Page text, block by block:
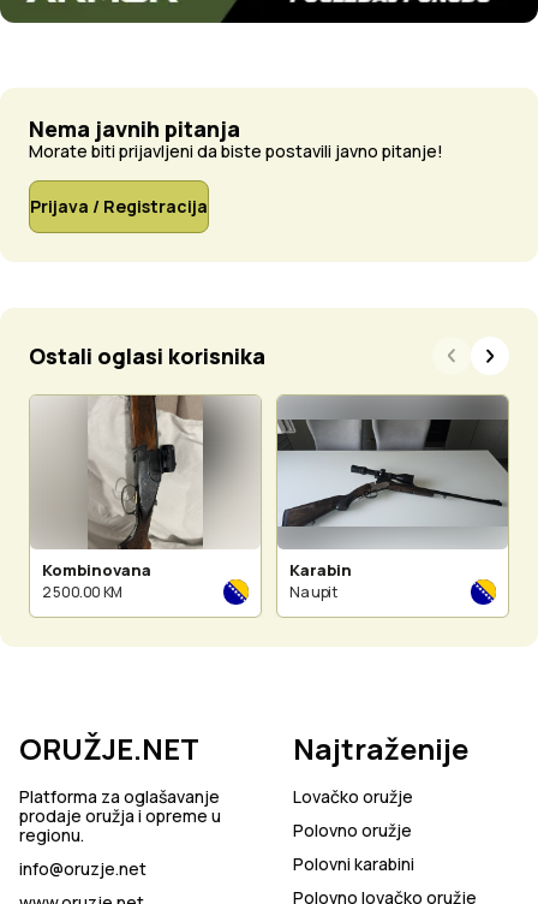
Nema javnih pitanja
Morate biti prijavljeni da biste postavili javno pitanje!
Prijava / Registracija
Ostali oglasi korisnika
Kombinovana
2 500.00 KM
Karabin
Na upit
ORUŽJE.NET
Platforma za oglašavanje
prodaje oružja i opreme u
regionu.
info@oruzje.net
Najtraženije
Lovačko oružje
Polovno oružje
Polovni karabini
Polovno lovačko oružje